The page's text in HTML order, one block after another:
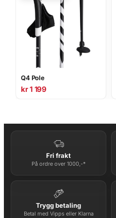
Q4 Pole
kr1 199
Fri frakt
På ordre over 1000,-*
Trygg betaling
Betal med Vipps eller Klarna